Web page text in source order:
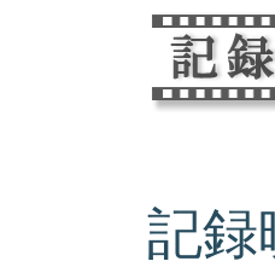
記録